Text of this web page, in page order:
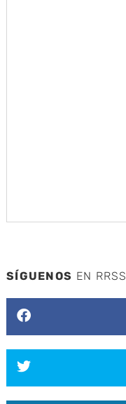
SÍGUENOS EN RRSS